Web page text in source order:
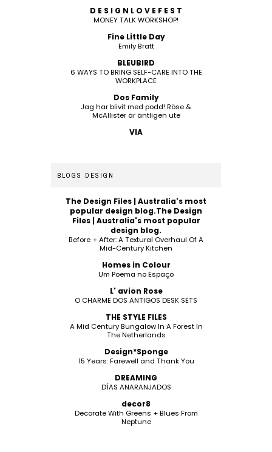
D E S I G N L O V E F E S T
MONEY TALK WORKSHOP!
Fine Little Day
Emily Bratt
BLEUBIRD
6 WAYS TO BRING SELF-CARE INTO THE
WORKPLACE
Dos Family
Jag har blivit med podd! Röse &
McAllister är äntligen ute
VIA
BLOGS DESIGN
The Design Files | Australia's most
popular design blog.The Design
Files | Australia's most popular
design blog.
Before + After: A Textural Overhaul Of A
Mid-Century Kitchen
Homes in Colour
Um Poema no Espaço
L' avion Rose
O CHARME DOS ANTIGOS DESK SETS
THE STYLE FILES
A Mid Century Bungalow In A Forest In
The Netherlands
Design*Sponge
15 Years: Farewell and Thank You
DREAMING
DÍAS ANARANJADOS
decor8
Decorate With Greens + Blues From
Neptune